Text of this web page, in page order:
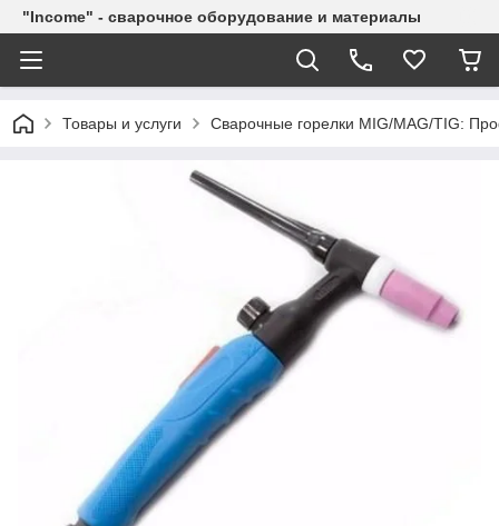
"Income" - сварочное оборудование и материалы
Товары и услуги Сварочные горелки MIG/MAG/TIG: